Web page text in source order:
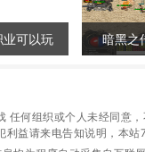
业可以玩 暗黑之
任何组织或个人未经同意
利益请来电告知说明，本站